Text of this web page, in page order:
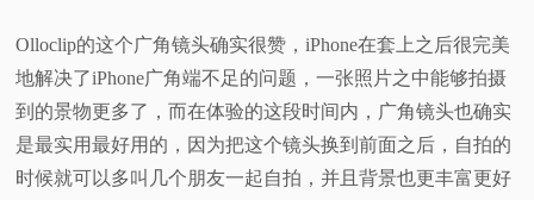
Olloclip的这个广角镜头确实很赞，iPhone在套上之后很完美
地解决了iPhone广角端不足的问题，一张照片之中能够拍摄
到的景物更多了，而在体验的这段时间内，广角镜头也确实
是最实用最好用的，因为把这个镜头换到前面之后，自拍的
时候就可以多叫几个朋友一起自拍，并且背景也更丰富更好